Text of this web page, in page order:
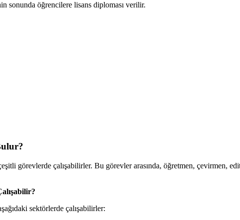
sonunda öğrencilere lisans diploması verilir.
görevlerde çalışabilirler. Bu görevler arasında, öğretmen, çevirmen,
sektörlerde çalışabilirler: